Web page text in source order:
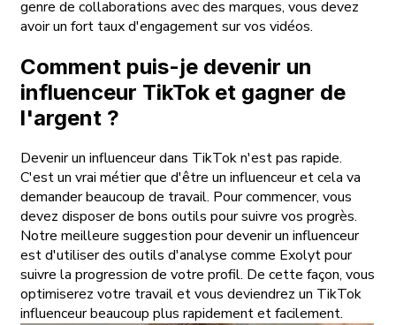
genre de collaborations avec des marques, vous devez
avoir un fort taux d'engagement sur vos vidéos.
Comment puis-je devenir un
influenceur TikTok et gagner de
l'argent ?
Devenir un influenceur dans TikTok n'est pas rapide.
C'est un vrai métier que d'être un influenceur et cela va
demander beaucoup de travail. Pour commencer, vous
devez disposer de bons outils pour suivre vos progrès.
Notre meilleure suggestion pour devenir un influenceur
est d'utiliser des outils d'analyse comme Exolyt pour
suivre la progression de votre profil. De cette façon, vous
optimiserez votre travail et vous deviendrez un TikTok
influenceur beaucoup plus rapidement et facilement.